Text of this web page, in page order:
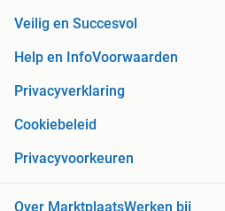
Veilig en Succesvol
Help en InfoVoorwaarden
Privacyverklaring
Cookiebeleid
Privacyvoorkeuren
Over MarktplaatsWerken bij